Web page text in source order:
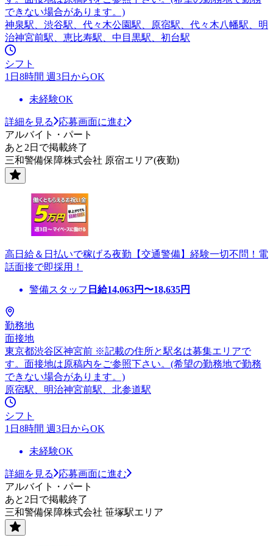
できない場合があります。)
神泉駅、渋谷駅、代々木公園駅、原宿駅、代々木八幡駅、明
治神宮前駅、恵比寿駅、中目黒駅、初台駅
シフト
1日8時間 週3日からOK
未経験OK
詳細を見る
応募画面に進む
アルバイト・パート
あと2日で掲載終了
三和警備保障株式会社 原宿エリア(夜勤)
高日給＆日払いで稼げる夜勤【交通警備】経験一切不問！電
話面接で即採用！
警備スタッフ 日給14,063円〜18,635円
勤務地
面接地
東京都渋谷区神宮前 ※記載の住所と駅名は募集エリアで
す。面接地は原稿内をご参照下さい。(希望の勤務地で勤務
できない場合があります。)
原宿駅、明治神宮前駅、北参道駅
シフト
1日8時間 週3日からOK
未経験OK
詳細を見る
応募画面に進む
アルバイト・パート
あと2日で掲載終了
三和警備保障株式会社 笹塚駅エリア